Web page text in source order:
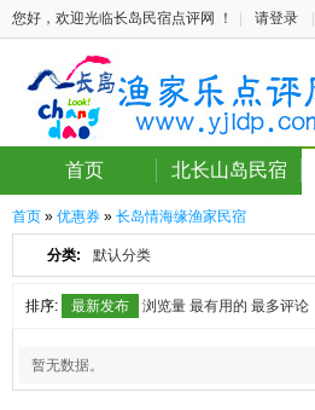
您好，欢迎光临长岛民宿点评网 ！ 请登录
首页 北长山岛民宿
首页 » 优惠券 » 长岛情海缘渔家民宿
分类: 默认分类
排序: 最新发布 浏览量 最有用的 最多评论
暂无数据。